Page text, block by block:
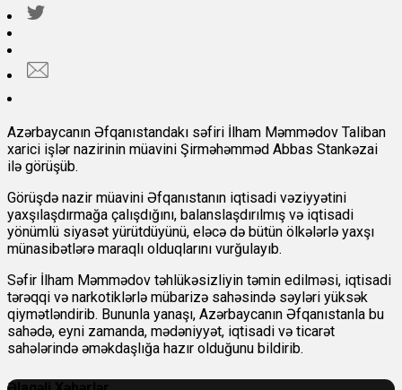
Azərbaycanın Əfqanıstandakı səfiri İlham Məmmədov Taliban
xarici işlər nazirinin müavini Şirməhəmməd Abbas Stankəzai
ilə görüşüb.
Görüşdə nazir müavini Əfqanıstanın iqtisadi vəziyyətini
yaxşılaşdırmağa çalışdığını, balanslaşdırılmış və iqtisadi
yönümlü siyasət yürütdüyünü, eləcə də bütün ölkələrlə yaxşı
münasibətlərə maraqlı olduqlarını vurğulayıb.
Səfir İlham Məmmədov təhlükəsizliyin təmin edilməsi, iqtisadi
tərəqqi və narkotiklərlə mübarizə sahəsində səyləri yüksək
qiymətləndirib. Bununla yanaşı, Azərbaycanın Əfqanıstanla bu
sahədə, eyni zamanda, mədəniyyət, iqtisadi və ticarət
sahələrində əməkdaşlığa hazır olduğunu bildirib.